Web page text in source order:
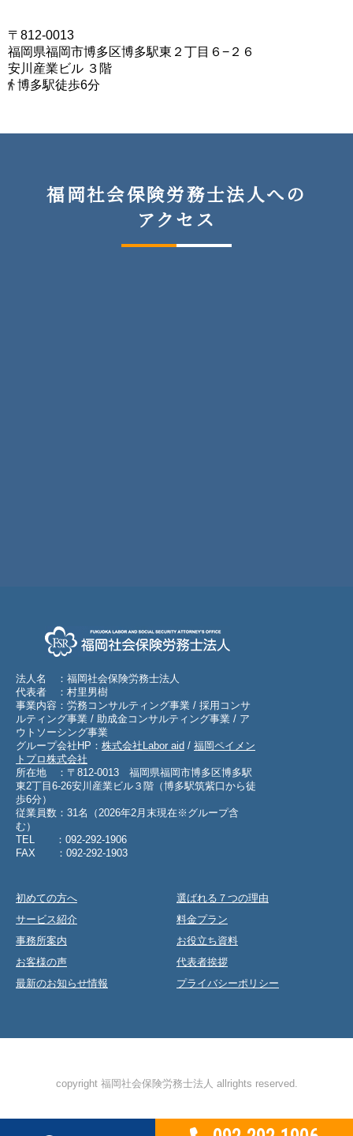
〒812-0013
福岡県福岡市博多区博多駅東２丁目６−２６
安川産業ビル ３階
博多駅徒歩6分
福岡社会保険労務士法人への
アクセス
法人名 ：福岡社会保険労務士法人
代表者 ：村里男樹
事業内容：労務コンサルティング事業 / 採用コンサ
ルティング事業 / 助成金コンサルティング事業 / ア
ウトソーシング事業
グループ会社HP： 株式会社Labor aid / 福岡ペイメン
トプロ株式会社
所在地 ：〒812-0013 福岡県福岡市博多区博多駅
東2丁目6-26安川産業ビル３階（博多駅筑紫口から徒
歩6分）
従業員数：31名（2026年2月末現在※グループ含
む）
TEL ：092-292-1906
FAX ：092-292-1903
初めての方へ
選ばれる７つの理由
サービス紹介
料金プラン
事務所案内
お役立ち資料
お客様の声
代表者挨拶
最新のお知らせ情報
プライバシーポリシー
copyright 福岡社会保険労務士法人 allrights reserved.